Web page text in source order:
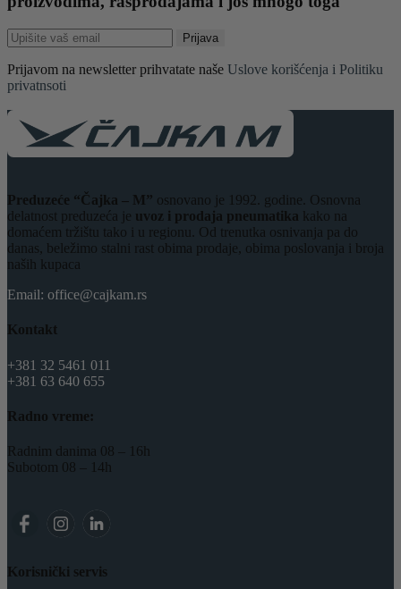
Prijava
Prijavom na newsletter prihvatate naše Uslove korišćenja i Politiku
privatnsoti
Preduzeće “Čajka – M” osnovano je 1992. godine. Osnovna
delatnost preduzeća je uvoz i prodaja pneumatika kako na
domaćem tržištu tako i u regionu. Od trenutka osnivanja pa do
danas, beležimo stalni rast obima prodaje, obima poslovanja i broja
naših kupaca
Email: office@cajkam.rs
Kontakt
+381 32 5461 011
+381 63 640 655
Radno vreme:
Radnim danima 08 – 16h
Subotom 08 – 14h
Korisnički servis